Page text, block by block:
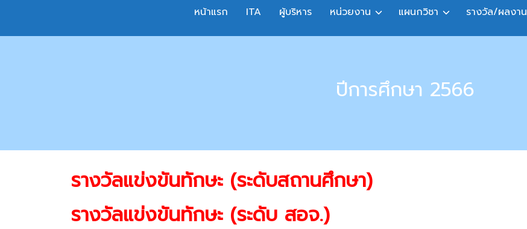
content
หน้าแรก ITA ผู้บริหาร หน่วยงาน แผนกวิชา รางวัล/ผลงาน
ปีการศึกษา 2566
รางวัลแข่งขันทักษะ (ระดับสถานศึกษา)
รางวัลแข่งขันทักษะ (ระดับ สอจ.)